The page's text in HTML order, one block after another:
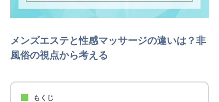
メンズエステと性感マッサージの違いは？非
風俗の視点から考える
■ もくじ